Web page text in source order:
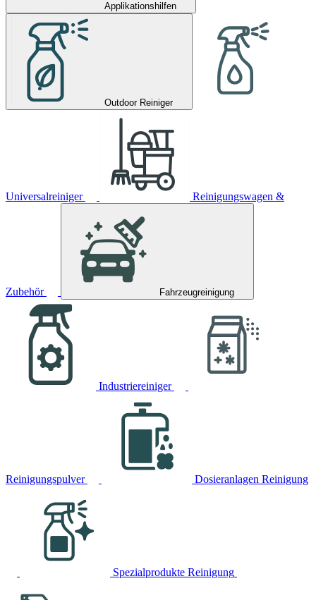
Applikationshilfen
Outdoor Reiniger
Universalreiniger Reinigungswagen &
Zubehör Fahrzeugreinigung
Industriereiniger
Reinigungspulver Dosieranlagen Reinigung
Spezialprodukte Reinigung